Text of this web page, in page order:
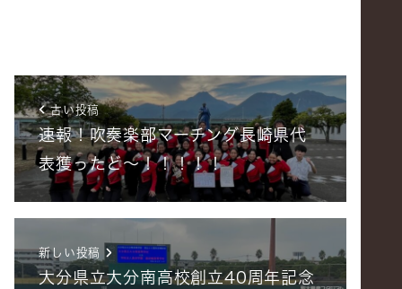
古い投稿
速報！吹奏楽部マーチング長崎県代
表獲ったど〜！！！！！
新しい投稿
大分県立大分南高校創立40周年記念